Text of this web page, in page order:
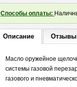
Способы оплаты:
Описание Отзывы
Масло оружейное
системы газовой
газового и